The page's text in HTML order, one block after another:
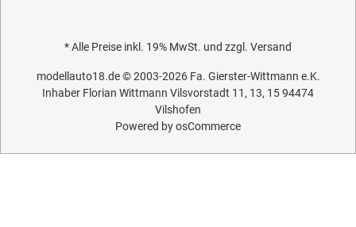
* Alle Preise inkl. 19% MwSt. und zzgl. Versand
modellauto18.de© 2003-2026 Fa. Gierster-Wittmann e.K.
Inhaber Florian Wittmann Vilsvorstadt 11, 13, 15 94474
Vilshofen
Powered byosCommerce